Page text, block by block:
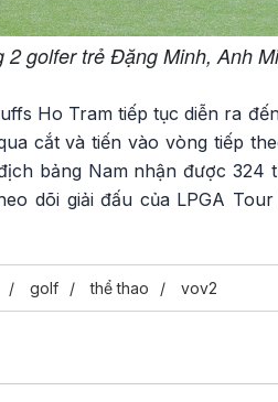
golfer trẻ Đặng Minh, Anh
Ho Tram tiếp tục diễn ra
cắt và tiến vào vòng tiếp
bảng Nam nhận được 324
dõi giải đấu của LPGA Tour
golf thể thao vov2